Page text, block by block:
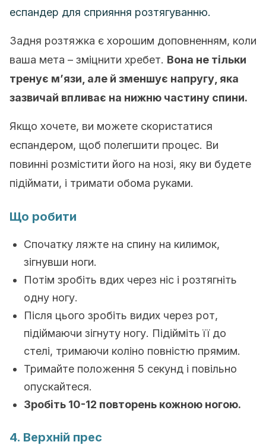
еспандер для сприяння розтягуванню.
Задня розтяжка є хорошим доповненням, коли
ваша мета – зміцнити хребет. Вона не тільки
тренує м’язи, але й зменшує напругу, яка
зазвичай впливає на нижню частину спини.
Якщо хочете, ви можете скористатися
еспандером, щоб полегшити процес. Ви
повинні розмістити його на нозі, яку ви будете
підіймати, і тримати обома руками.
Що робити
Спочатку ляжте на спину на килимок,
зігнувши ноги.
Потім зробіть вдих через ніс і розтягніть
одну ногу.
Після цього зробіть видих через рот,
підіймаючи зігнуту ногу. Підійміть її до
стелі, тримаючи коліно повністю прямим.
Тримайте положення 5 секунд і повільно
опускайтеся.
Зробіть 10-12 повторень кожною ногою.
4. Верхній прес